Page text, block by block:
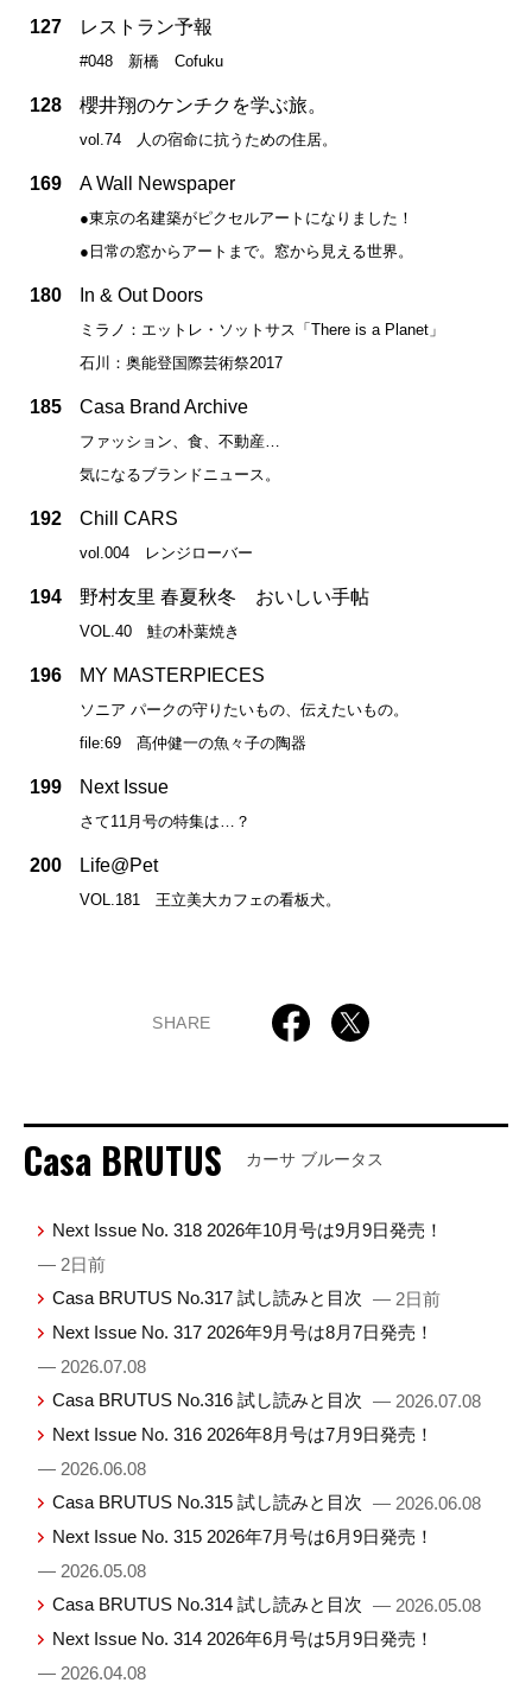
127 レストラン予報
#048 新橋 Cofuku
128 櫻井翔のケンチクを学ぶ旅。
vol.74 人の宿命に抗うための住居。
169 A Wall Newspaper
●東京の名建築がピクセルアートになりました！
●日常の窓からアートまで。窓から見える世界。
180 In & Out Doors
ミラノ：エットレ・ソットサス「There is a Planet」
石川：奥能登国際芸術祭2017
185 Casa Brand Archive
ファッション、食、不動産…
気になるブランドニュース。
192 Chill CARS
vol.004 レンジローバー
194 野村友里 春夏秋冬 おいしい手帖
VOL.40 鮭の朴葉焼き
196 MY MASTERPIECES
ソニア パークの守りたいもの、伝えたいもの。
file:69 髙仲健一の魚々子の陶器
199 Next Issue
さて11月号の特集は…？
200 Life@Pet
VOL.181 王立美大カフェの看板犬。
SHARE
Casa BRUTUS カーサ ブルータス
Next Issue No. 318 2026年10月号は9月9日発売！
— 2日前
Casa BRUTUS No.317 試し読みと目次 — 2日前
Next Issue No. 317 2026年9月号は8月7日発売！
— 2026.07.08
Casa BRUTUS No.316 試し読みと目次 — 2026.07.08
Next Issue No. 316 2026年8月号は7月9日発売！
— 2026.06.08
Casa BRUTUS No.315 試し読みと目次 — 2026.06.08
Next Issue No. 315 2026年7月号は6月9日発売！
— 2026.05.08
Casa BRUTUS No.314 試し読みと目次 — 2026.05.08
Next Issue No. 314 2026年6月号は5月9日発売！
— 2026.04.08